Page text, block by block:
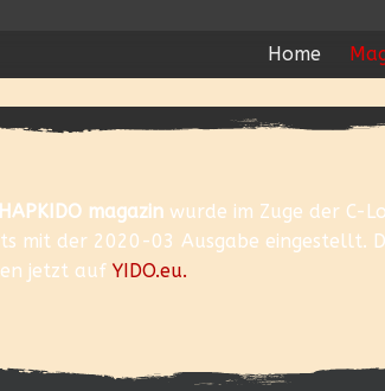
Home
HAPKIDO magazin wurde im Zuge der C-
mit der 2020-03 Ausgabe eingestellt.
jetzt aufYIDO.eu.